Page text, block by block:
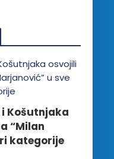
Košutnjaka
“Milan
kategorije